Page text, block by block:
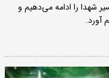
شهدا را ادامه می‌دهیم و
آورد.